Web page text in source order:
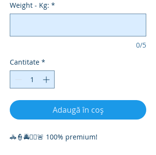
Weight - Kg: *
0/5
Cantitate *
Adaugă în coș
🚓👮🚔👮‍♀️🚨 100% premium!